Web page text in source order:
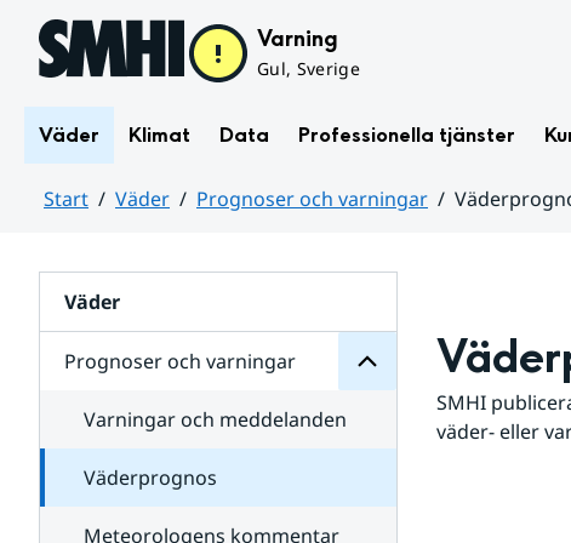
Hoppa till sidans innehåll Varning
Gul, Sverige
Väder Klimat Data Professionella tjänster
Start Väder Prognoser och varningar
Väder
Prognoser och varningar
för
varningar
Varningar och meddelanden
Väderprognos
Meteorologens kommentar
SMHI
väder- eller